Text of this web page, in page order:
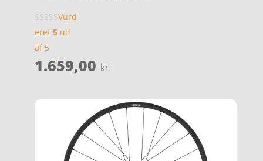
Vurd
eret 5ud
af 5
1.659,00 kr.